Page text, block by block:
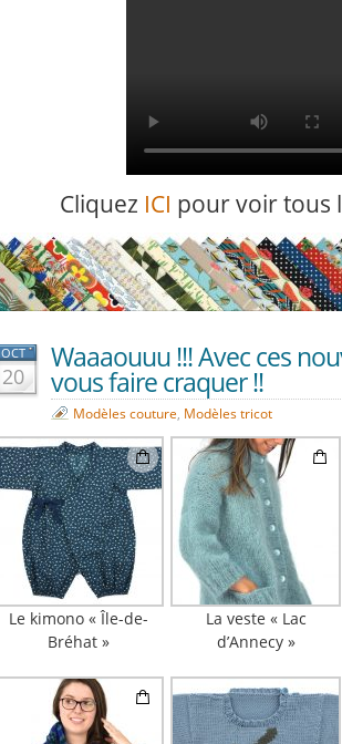
Cliquez ICI pour voir tous
OCT
20
Waaaouuu !!! Avec ces
vous faire craquer !!
Modèles couture, Modèles tricot
Le kimono « Île-de-
Bréhat »
La veste « Lac
d’Annecy »